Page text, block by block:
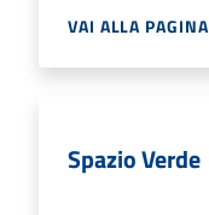
VAI ALLA PAGINA
Spazio Verde